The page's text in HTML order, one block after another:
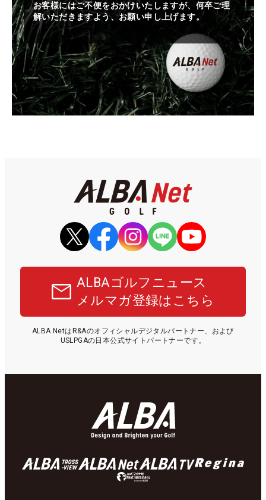
お客様にはご不便をおかけいたしますが、何卒ご理
解いただきますよう、お願い申し上げます。
ALBAゴルフニュース
メルマガ登録はこちら
ALBA NetはR&Aのオフィシャルデジタルパートナー、および
USLPGAの日本公式サイトパートナーです。